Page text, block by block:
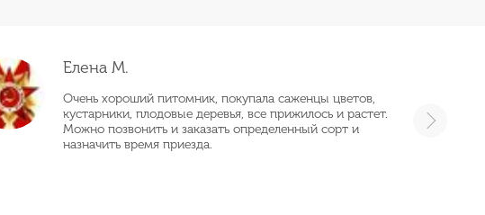
Елена М.
Очень хороший питомник, покупала саженцы цветов,
кустарники, плодовые деревья, все прижилось и растет.
Можно позвонить и заказать определенный сорт и
назначить время приезда.